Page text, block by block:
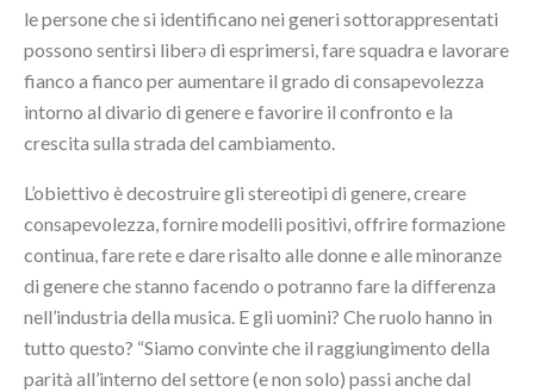
le persone che si identificano nei generi sottorappresentati
possono sentirsi liberə di esprimersi, fare squadra e lavorare
fianco a fianco per aumentare il grado di consapevolezza
intorno al divario di genere e favorire il confronto e la
crescita sulla strada del cambiamento.
L’obiettivo è decostruire gli stereotipi di genere, creare
consapevolezza, fornire modelli positivi, offrire formazione
continua, fare rete e dare risalto alle donne e alle minoranze
di genere che stanno facendo o potranno fare la differenza
nell’industria della musica. E gli uomini? Che ruolo hanno in
tutto questo? “Siamo convinte che il raggiungimento della
parità all’interno del settore (e non solo) passi anche dal